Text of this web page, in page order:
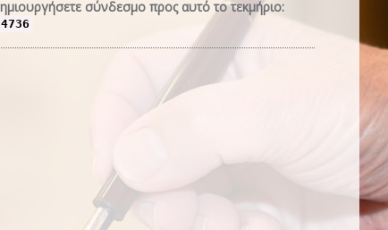
σύνδεσμο προς αυτό το τεκμήριο: